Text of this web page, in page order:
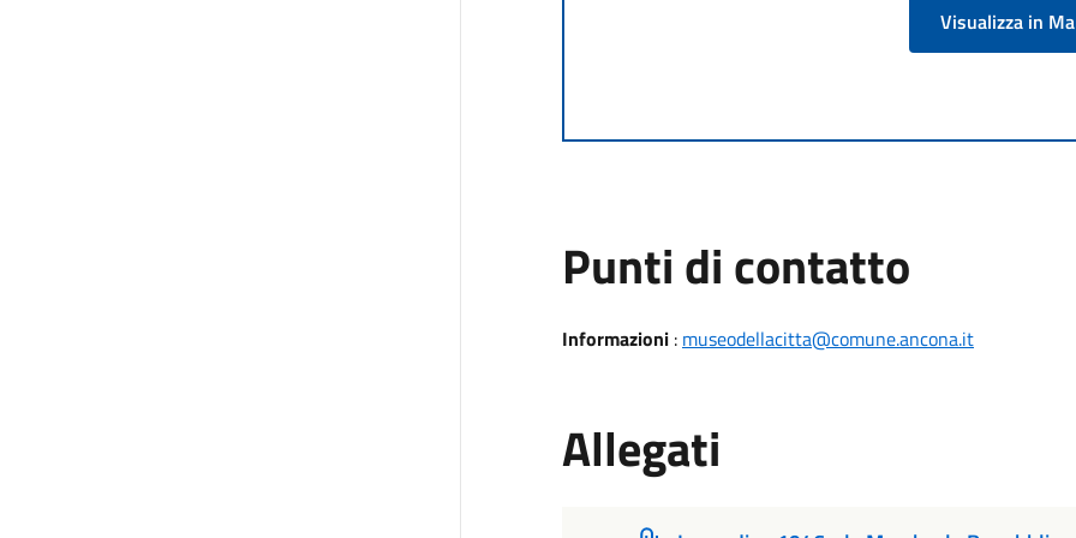
Visualizza in
Punti di contatto
Informazioni: museodellacitta@comune.ancona.it
Allegati